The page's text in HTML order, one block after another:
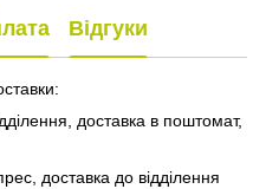
Відгуки
доставка в поштомат,
доставка до відділення